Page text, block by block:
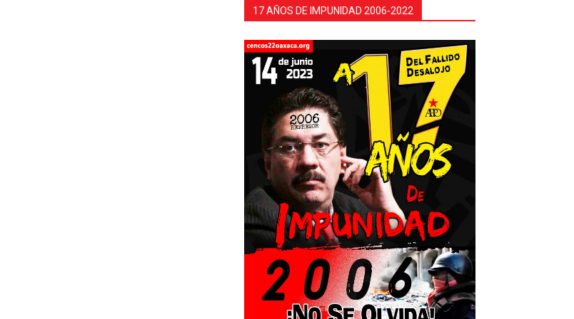
17 AÑOS DE IMPUNIDAD 2006-2022